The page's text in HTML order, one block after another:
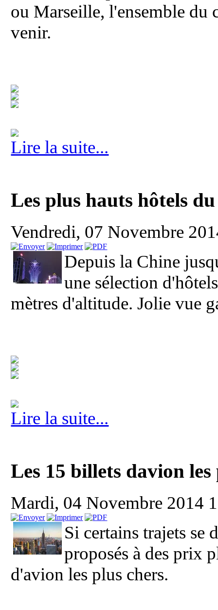
ou Marseille, l'ensemble du
venir.
Lire la suite...
Les plus hauts hôtels
Vendredi, 07 Novembre
Depuis la Chine
une sélection
mètres d'altitude. Jolie vue
Lire la suite...
Les 15 billets davion les
Mardi, 04 Novembre 2014
Si certains trajets se
proposés à des prix
d'avion les plus chers.